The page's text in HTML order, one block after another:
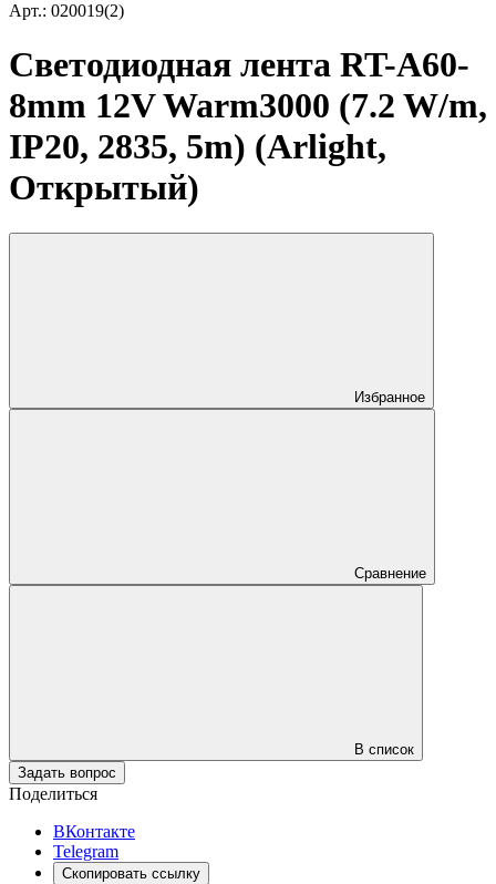
Арт.: 020019(2)
Светодиодная лента RT-A60-
8mm 12V Warm3000 (7.2 W/m,
IP20, 2835, 5m) (Arlight,
Открытый)
Избранное
Сравнение
В список
Задать вопрос
Поделиться
ВКонтакте
Telegram
Скопировать ссылку